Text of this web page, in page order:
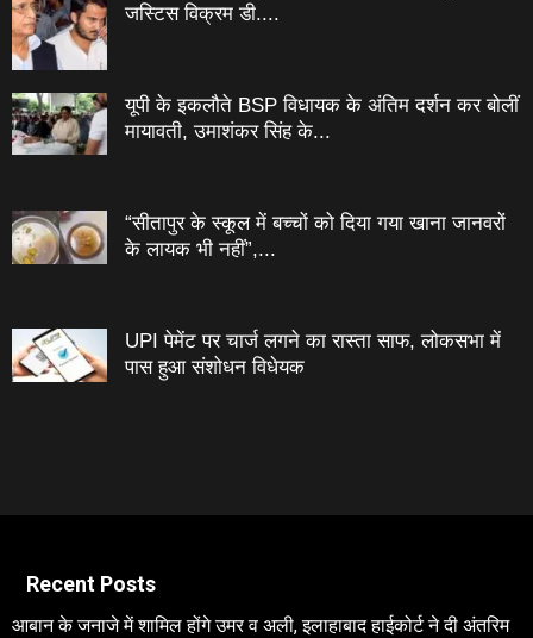
जस्टिस विक्रम डी....
यूपी के इकलौते BSP विधायक के अंतिम दर्शन कर बोलीं
मायावती, उमाशंकर सिंह के...
“सीतापुर के स्‍कूल में बच्‍चों को दिया गया खाना जानवरों
के लायक भी नहीं”,...
UPI पेमेंट पर चार्ज लगने का रास्ता साफ, लोकसभा में
पास हुआ संशोधन विधेयक
Recent Posts
आबान के जनाजे में शामिल होंगे उमर व अली, इलाहाबाद हाईकोर्ट ने दी अंतरिम